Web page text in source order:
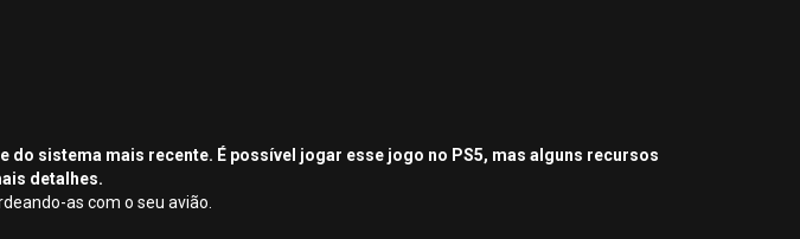
sistema mais recente. É possível jogar esse jogo no PS5, mas alguns recursos
detalhes.
as com o seu avião.